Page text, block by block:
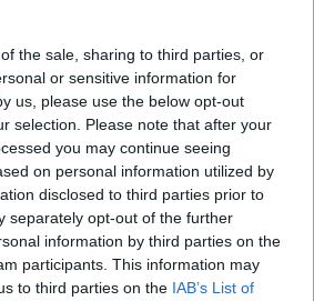
the sale, sharing to third parties, or
or sensitive information for
us, please use the below opt-out
selection. Please note that after your
you may continue seeing
on personal information utilized by
disclosed to third parties prior to
separately opt-out of the further
information by third parties on the
participants. This information may
to third parties on the IAB’s List of
în viitoarea lege a
din proiectul de lege care
publice sunt cel